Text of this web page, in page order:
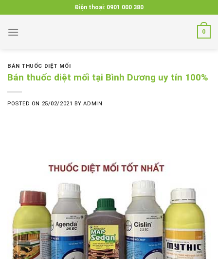
to
content
Điện thoại: 0901 000 380
0
BÁN THUỐC DIỆT MỐI
Bán thuốc diệt mối tại Bình Dương uy tín 100%
POSTED ON 25/02/2021 BYADMIN